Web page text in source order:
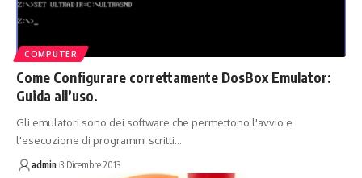
COMPUTER
Come Configurare correttamente DosBox Emulator:
Guida all’uso.
Gli emulatori sono dei software che permettono l'avvio e
l'esecuzione di programmi scritti…
admin 3 Dicembre 2013